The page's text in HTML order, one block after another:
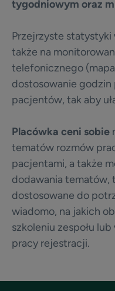
tygodniowym oraz
Przejrzyste statystyki
także na
telefonicznego
dostosowanie
pacjentów, tak aby
Placówka ceni sobie
tematów rozmów
pacjentami, a także
dodawania tematów,
dostosowane do
wiadomo, na jakich
szkoleniu zespołu
pracy rejestracji.